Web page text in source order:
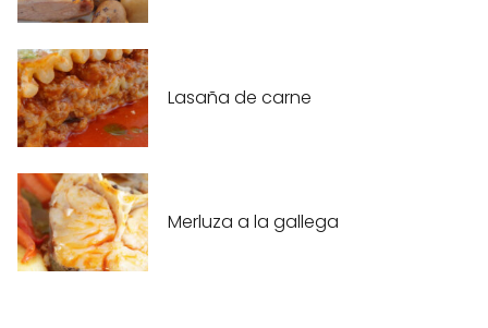
Lasaña de carne
Merluza a la gallega